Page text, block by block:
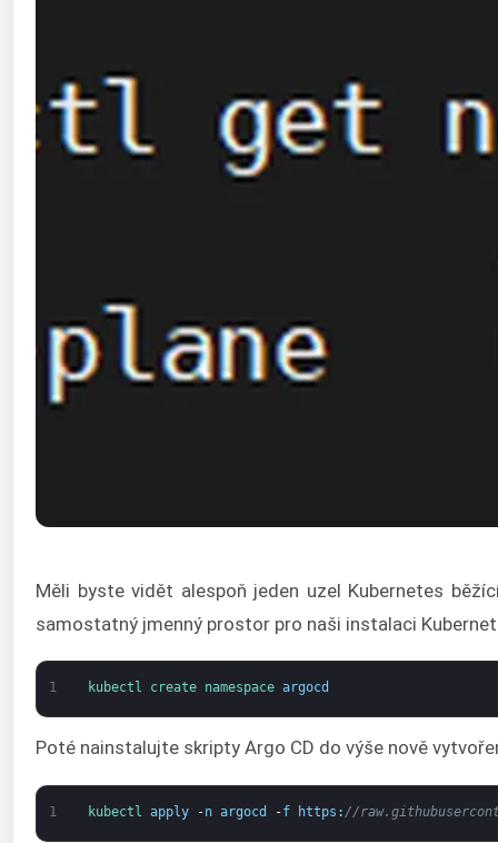
Měli byste vidět alespoň jeden uzel Kubernetes
samostatný jmenný prostor pro naši instalaci
1 kubectl create namespace argocd
Poté nainstalujte skripty Argo CD do výše nově
1 kubectl apply -n argocd -f https : //